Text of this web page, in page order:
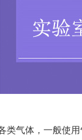
，一般使用气体的